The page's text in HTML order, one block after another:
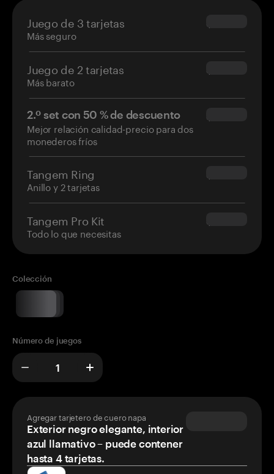
Juego de 3 tarjetas
Más seguro
$69.90
Juego de 2 tarjetas
Más barato
$54.90
2.º set con 50 % de descuento
Mejor relación calidad-precio para dos
monederos fríos
$34.95
Tangem Ring
Anillo y 2 tarjetas
$160.00
Tangem Pro Kit
Todo lo que necesitas
$180.00
Colección
Número de juegos
Agregar tarjetero de cuero napa
Exterior negro elegante, interior
azul llamativo – puede contener
hasta 4 tarjetas.